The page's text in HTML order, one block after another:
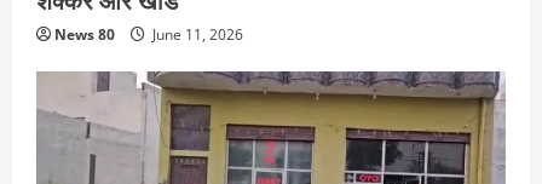
News 80 June 11, 2026